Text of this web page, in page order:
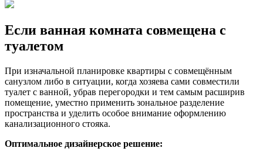
Если ванная комната совмещена с
туалетом
При изначальной планировке квартиры с совмещённым
санузлом либо в ситуации, когда хозяева сами совместили
туалет с ванной, убрав перегородки и тем самым расширив
помещение, уместно применить зональное разделение
пространства и уделить особое внимание оформлению
канализационного стояка.
Оптимальное дизайнерское решение: